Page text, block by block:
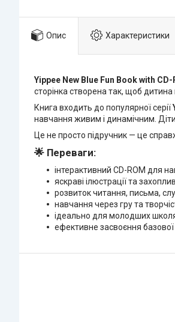
Опис Характеристики
Yippee New Blue Fun Book with CD-
сторінка створена так, щоб
Книга входить до популярної серії
навчання живим і динамічним.
Це не просто підручник — це
🌟 Переваги:
інтерактивний CD-ROM для
яскраві ілюстрації та
розвиток читання, письма,
навчання через гру та
ідеально для молодших
ефективне засвоєння базової